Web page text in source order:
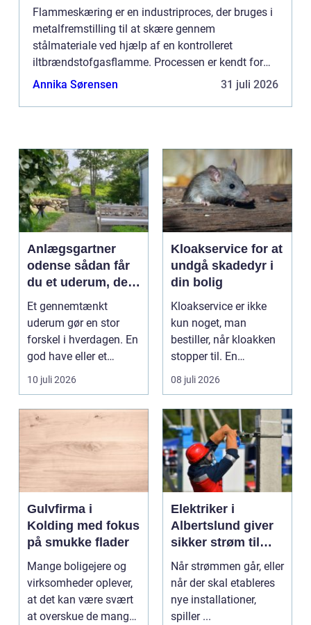
Flammeskæring er en industriproces, der bruges i
metalfremstilling til at skære gennem
stålmateriale ved hjælp af en kontrolleret
iltbrændstofgasflamme. Processen er kendt for
sin evne til præcist at skære tykke stålemner og er
Annika Sørensen 31 juli 2026
Anlægsgartner
odense sådan får
du et uderum, der
holder i mange år
Et gennemtænkt
uderum gør en stor
forskel i hverdagen. En
god have eller et
velplejet fællesareal
gi...
10 juli 2026
Kloakservice for at
undgå skadedyr i
din bolig
Kloakservice er ikke
kun noget, man
bestiller, når kloakken
stopper til. En
systematisk gennem...
08 juli 2026
Gulvfirma i
Kolding med fokus
på smukke flader
Mange boligejere og
virksomheder oplever,
at det kan være svært
at overskue de mange
Elektriker i
Albertslund giver
sikker strøm til
danske boliger
Når strømmen går, eller
når der skal etableres
nye installationer,
spiller ...